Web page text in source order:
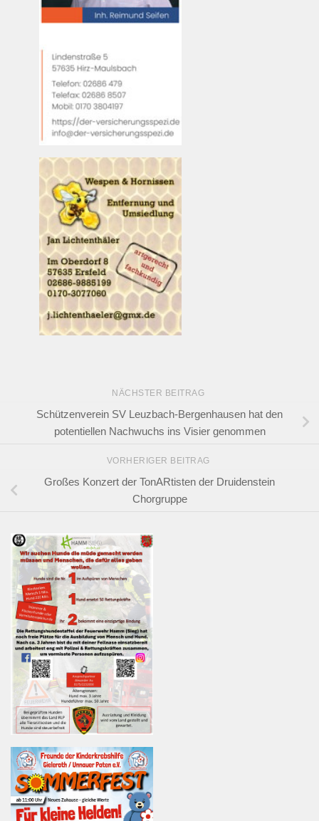
NÄCHSTER BEITRAG
Schützenverein SV Leuzbach-Bergenhausen hat den
potentiellen Nachwuchs ins Visier genommen
VORHERIGER BEITRAG
Großes Konzert der TonARtisten der Druidenstein
Chorgruppe